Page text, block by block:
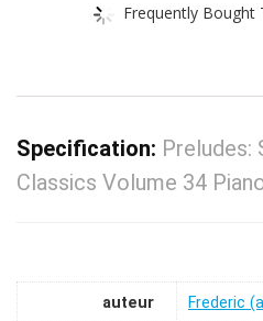
Frequently Bought
Specification: Preludes:
Classics Volume 34
auteur Frederic